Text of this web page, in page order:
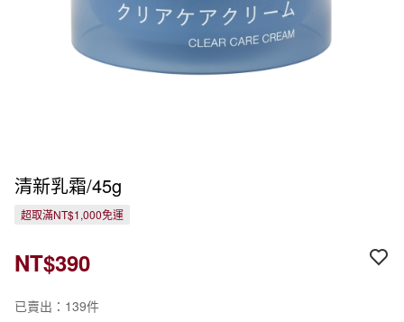
清新乳霜/45g
超取滿NT$1,000免運
NT$390
已賣出：139件